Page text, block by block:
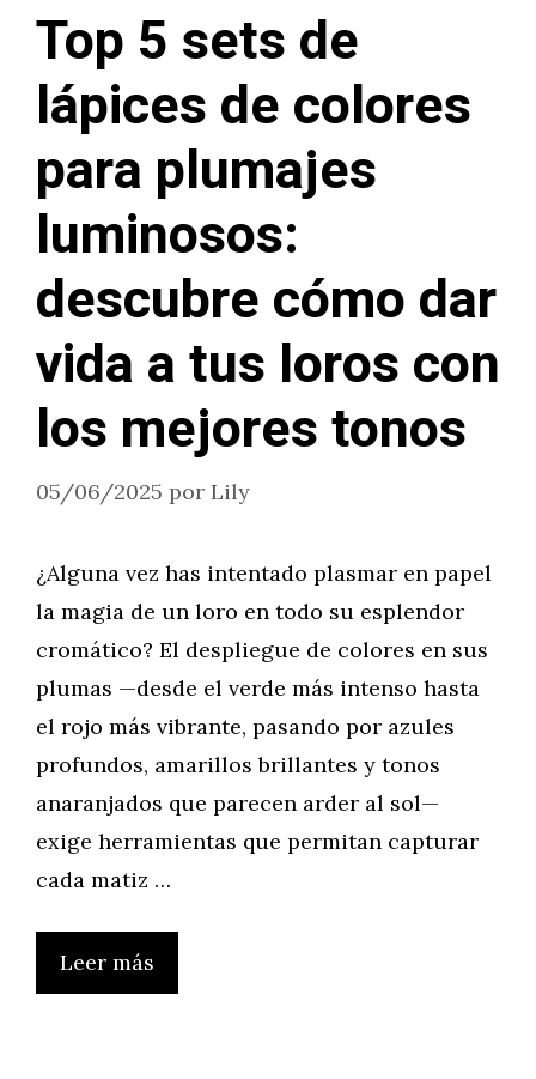
Top 5 sets de
lápices de colores
para plumajes
luminosos:
descubre cómo dar
vida a tus loros con
los mejores tonos
05/06/2025 por Lily
¿Alguna vez has intentado plasmar en papel
la magia de un loro en todo su esplendor
cromático? El despliegue de colores en sus
plumas —desde el verde más intenso hasta
el rojo más vibrante, pasando por azules
profundos, amarillos brillantes y tonos
anaranjados que parecen arder al sol—
exige herramientas que permitan capturar
cada matiz …
Leer más